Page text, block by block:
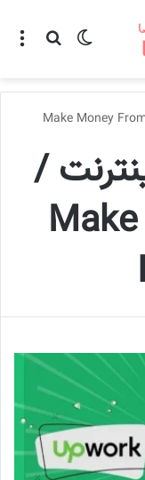
تغییر پوسته
/